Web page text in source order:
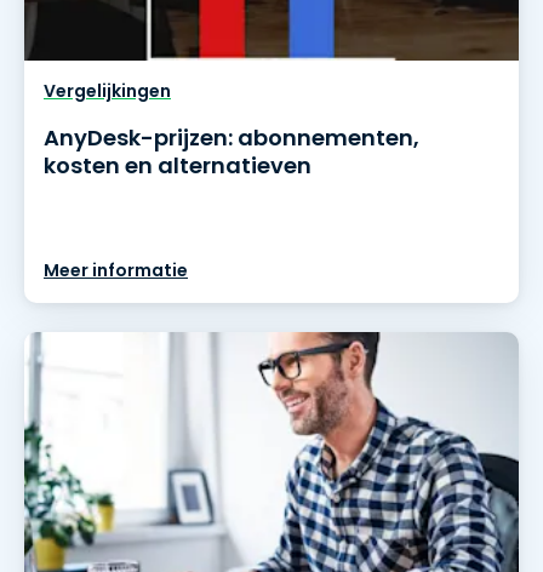
Vergelijkingen
AnyDesk-prijzen: abonnementen,
kosten en alternatieven
Meer informatie